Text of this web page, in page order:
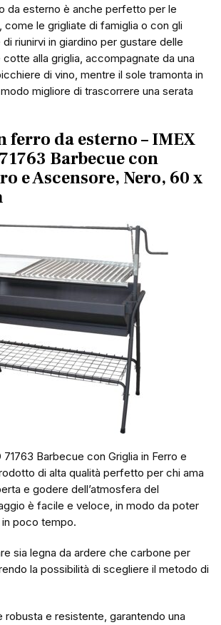
da esterno è anche perfetto per le
le grigliate di famiglia o con gli
riunirvi in giardino per gustare delle
alla griglia, accompagnate da una
di vino, mentre il sole tramonta in
migliore di trascorrere una serata
ferro da esterno – IMEX
Barbecue con
e Ascensore, Nero, 60 x
71763 Barbecue con Griglia in Ferro e
di alta qualità perfetto per chi ama
e godere dell’atmosfera del
è facile e veloce, in modo da poter
poco tempo.
sia legna da ardere che carbone per
la possibilità di scegliere il metodo di
robusta e resistente, garantendo una